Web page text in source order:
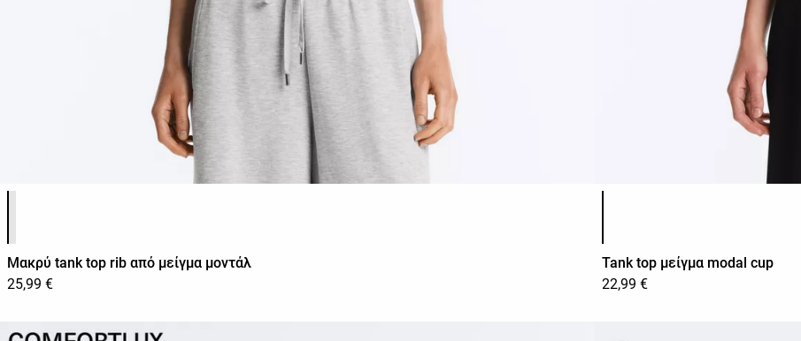
Λίστα χρωμάτων προϊόντος
Μακρύ tank top rib από μείγμα μοντάλ
25,99 €
Λίστα χρωμάτων προϊόντος
Tank top μείγμα modal cup
22,99 €